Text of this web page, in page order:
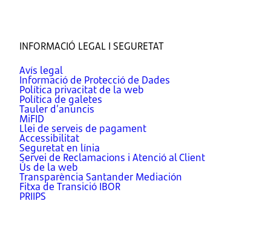
INFORMACIÓ LEGAL I SEGURETAT
Avís legal
Informació de Protecció de Dades
Política privacitat de la web
Política de galetes
Tauler d’anuncis
MiFID
Llei de serveis de pagament
Accessibilitat
Seguretat en línia
Servei de Reclamacions i Atenció al Client
Ús de la web
Transparència Santander Mediación
Fitxa de Transició IBOR
PRIIPS